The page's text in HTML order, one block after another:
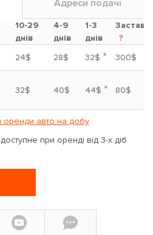
Адреси подачі
10-29
днів
4-9
днів
1-3
днів
Застава
?
24$ 28$ 32$ *
300$
32$ 40$ 44$ * 80$
оренди авто на добу
при оренді від 3-х діб